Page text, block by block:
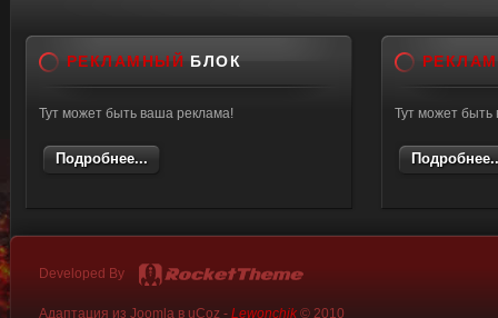
РЕКЛАМНЫЙ БЛОК
Тут может быть ваша реклама!
Подробнее...
Тут может
Developed By
Адаптация из Joomla в uCoz - Lewonchik© 2010